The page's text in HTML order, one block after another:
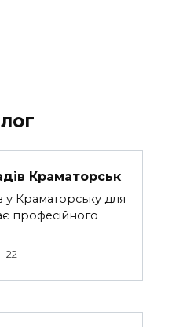
Краматорськ
Краматорську для
професійного
22